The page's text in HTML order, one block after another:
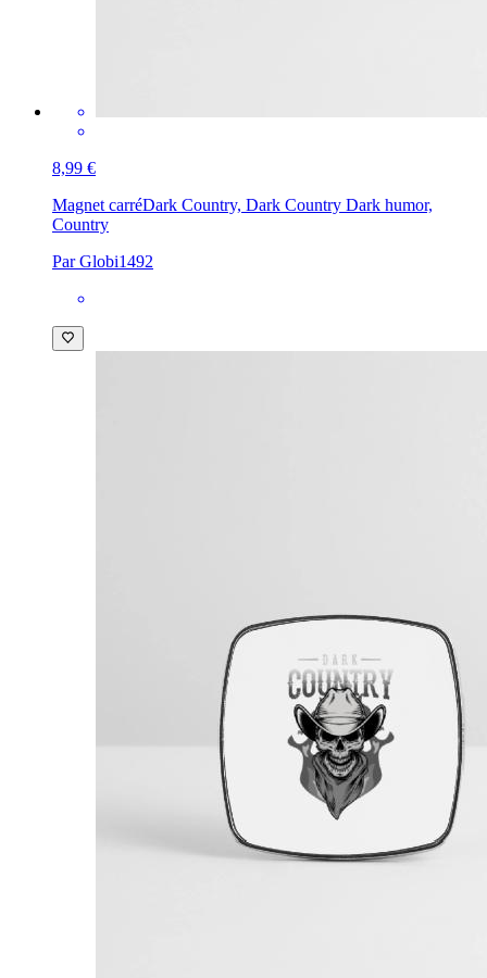
8,99 €
Magnet carréDark Country, Dark Country Dark humor,
Country
Par Globi1492